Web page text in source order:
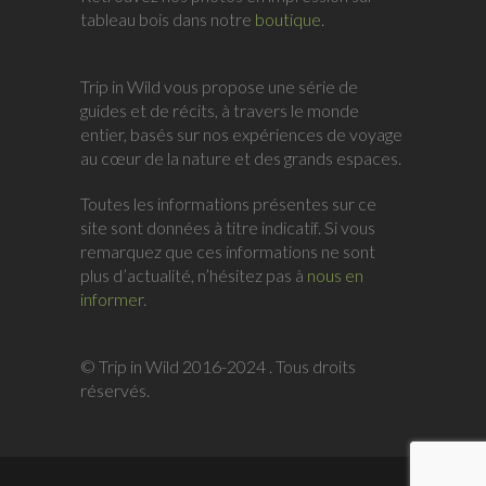
tableau bois dans notre boutique.
Trip in Wild vous propose une série de
guides et de récits, à travers le monde
entier, basés sur nos expériences de voyage
au cœur de la nature et des grands espaces.
Toutes les informations présentes sur ce
site sont données à titre indicatif. Si vous
remarquez que ces informations ne sont
plus d’actualité, n’hésitez pas à nous en
informer.
© Trip in Wild 2016-2024 . Tous droits
réservés.